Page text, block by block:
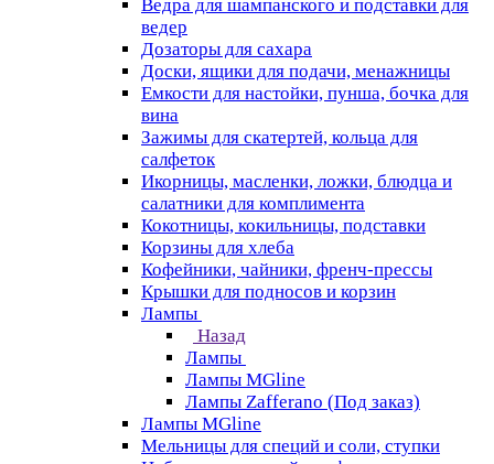
Ведра для шампанского и подставки для
ведер
Дозаторы для сахара
Доски, ящики для подачи, менажницы
Емкости для настойки, пунша, бочка для
вина
Зажимы для скатертей, кольца для
салфеток
Икорницы, масленки, ложки, блюдца и
салатники для комплимента
Кокотницы, кокильницы, подставки
Корзины для хлеба
Кофейники, чайники, френч-прессы
Крышки для подносов и корзин
Лампы
Назад
Лампы
Лампы MGline
Лампы Zafferano (Под заказ)
Лампы MGline
Мельницы для специй и соли, ступки